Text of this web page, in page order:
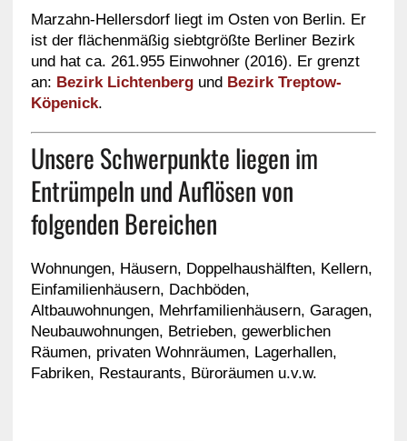
Marzahn-Hellersdorf liegt im Osten von Berlin. Er
ist der flächenmäßig siebtgrößte Berliner Bezirk
und hat ca. 261.955 Einwohner (2016). Er grenzt
an: Bezirk Lichtenbergund Bezirk Treptow-
Köpenick.
Unsere Schwerpunkte liegen im
Entrümpeln und Auflösen von
folgenden Bereichen
Wohnungen, Häusern, Doppelhaushälften, Kellern,
Einfamilienhäusern, Dachböden,
Altbauwohnungen, Mehrfamilienhäusern, Garagen,
Neubauwohnungen, Betrieben, gewerblichen
Räumen, privaten Wohnräumen, Lagerhallen,
Fabriken, Restaurants, Büroräumen u.v.w.